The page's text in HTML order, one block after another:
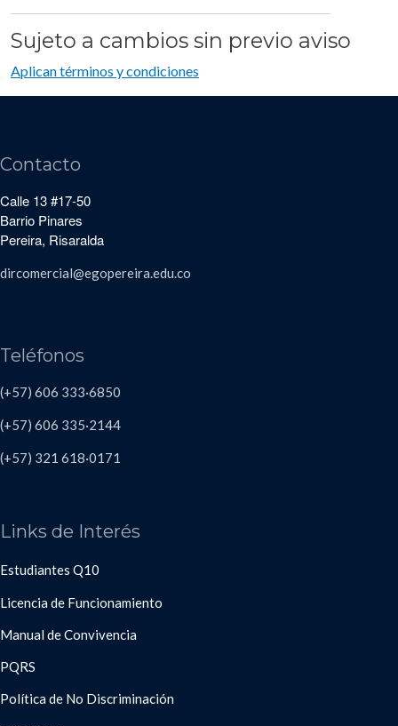
Sujeto a cambios sin previo aviso
Aplican términos y condiciones
Contacto
Calle 13 #17-50
Barrio Pinares
Pereira, Risaralda
dircomercial@egopereira.edu.co
Teléfonos
(+57) 606 333·6850
(+57) 606 335·2144
(+57) 321 618·0171
Links de Interés
Estudiantes Q10
Licencia de Funcionamiento
Manual de Convivencia
PQRS
Política de No Discriminación